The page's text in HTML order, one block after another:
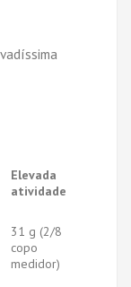
Elevada
atividade
31 g (2/8
copo
medidor)